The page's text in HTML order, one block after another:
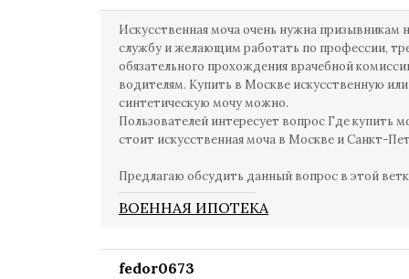
Искусственная моча очень нужна призывникам
службу и желающим работать по профессии,
обязательного прохождения врачебной
водителям. Купить в Москве искусственную или
синтетическую мочу можно.
Пользователей интересует вопрос Где купить
стоит искусственная моча в Москве и Санкт-
Предлагаю обсудить данный вопрос в этой
ВОЕННАЯ ИПОТЕКА
fedor0673